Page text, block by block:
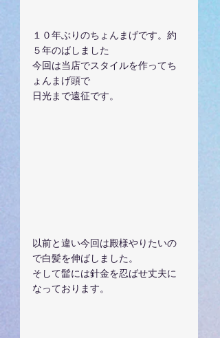
１０年ぶりのちょんまげです。約
５年のばしました
今回は当店でスタイルを作ってち
ょんまげ頭で
日光まで遠征です。
以前と違い今回は殿様やりたいの
で白髪を伸ばしました。
そして髷には針金を忍ばせ丈夫に
なっております。